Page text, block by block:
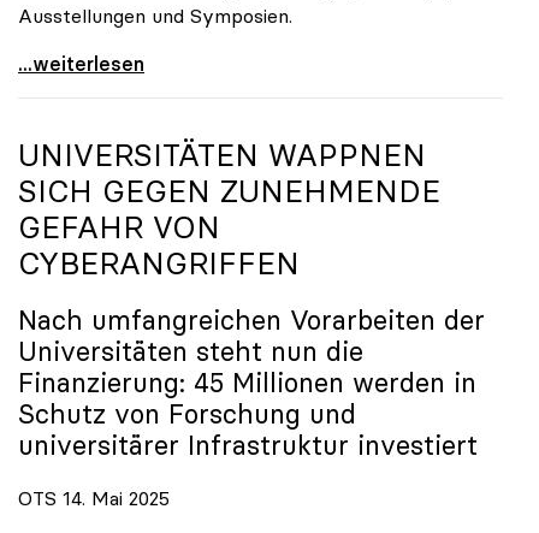
Ausstellungen und Symposien.
uniko-Präsidentin Brigitte Hütter zu Gedenkjahr:
...weiterlesen
UNIVERSITÄTEN WAPPNEN
SICH GEGEN ZUNEHMENDE
GEFAHR VON
CYBERANGRIFFEN
Nach umfangreichen Vorarbeiten der
Universitäten steht nun die
Finanzierung: 45 Millionen werden in
Schutz von Forschung und
universitärer Infrastruktur investiert
OTS 14. Mai 2025